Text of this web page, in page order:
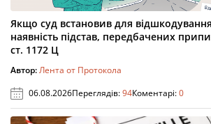
Якщо суд встановив для
наявність підстав, передбачених
ст. 1172 Ц
Автор:Лента от Протокола
06.08.2026Переглядів:94Коментарі:0